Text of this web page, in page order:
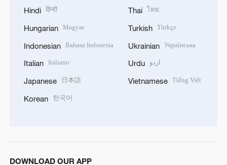
Hindi हिन्दी
Hungarian Magyar
Indonesian Bahasa Indonesia
Italian Italiano
Japanese 日本語
Korean 한국어
Thai ไทย
Turkish Türkçe
Ukrainian Українська
Urdu اردو
Vietnamese Tiếng Việt
DOWNLOAD OUR APP